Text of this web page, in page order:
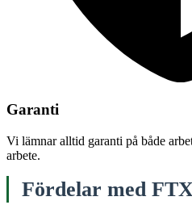
Garanti
Vi lämnar alltid garanti på både
arbete.
Fördelar med FTX